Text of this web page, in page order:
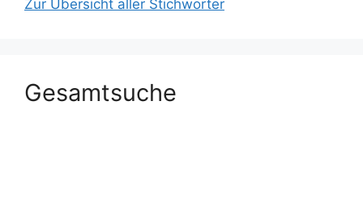
Zur Übersicht aller Stichwörter
Gesamtsuche